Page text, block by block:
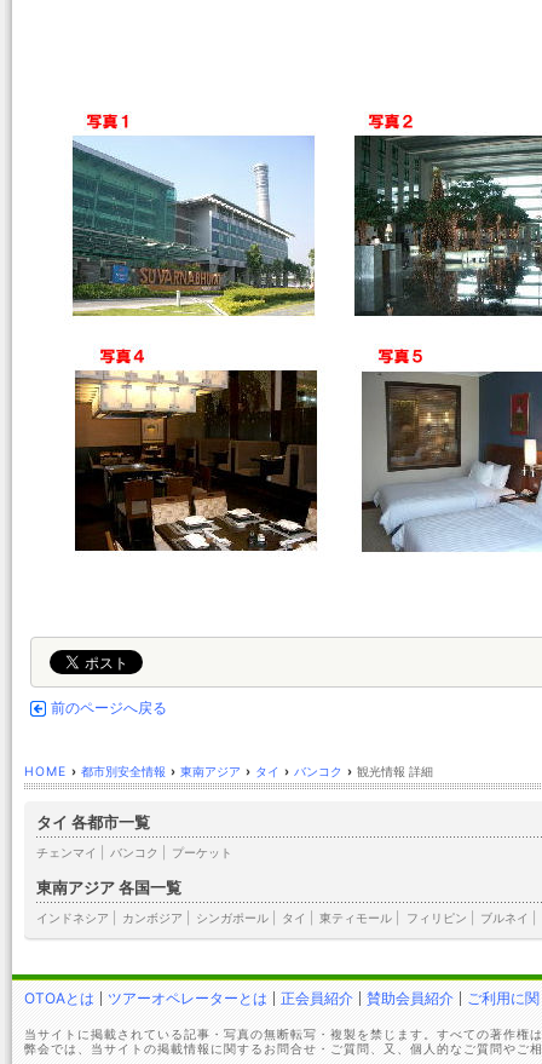
前のページへ戻る
HOME › 都市別安全情報 › 東南アジア › タイ › バンコク › 観光情報 詳細
タイ 各都市一覧
チェンマイ バンコク プーケット
東南アジア 各国一覧
インドネシア カンボジア シンガポール タイ 東ティモール フィリピン ブルネイ
OTOAとは ツアーオペレーターとは 正会員紹介 賛助会員紹介 ご利用に
当サイトに掲載されている記事・写真の無断転写・複製を禁じます。すべての著作権
弊会では、当サイトの掲載情報に関するお問合せ・ご質問、又、個人的なご質問やご